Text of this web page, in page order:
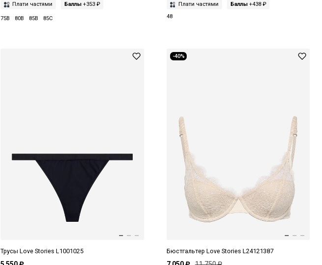
Плати частями Баллы +353 ₽
75B 80B 85B 85C
Плати частями Баллы+438 ₽
48
Трусы Love Stories L1001025
-40%
Бюстгальтер Love Stories L24121387